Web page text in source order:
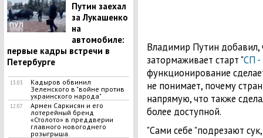
Путин заехал
за Лукашенко
на
автомобиле:
первые кадры встречи в
Петербурге
13:03
Кадыров обвинил
Зеленского в "войне против
украинского народа"
12:07
Армен Саркисян и его
лотерейный бренд
«Столото» в преддверии
главного новогоднего
розыгрыша.
Владимир Путин добавил,
затормаживает старт "СП -
функционирование
не понимает, почему
напрямую, что также
более доступной.
"Сами себе "подрезают